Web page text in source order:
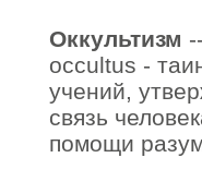
Оккультизм
occultus -
учений,
связь
помощи